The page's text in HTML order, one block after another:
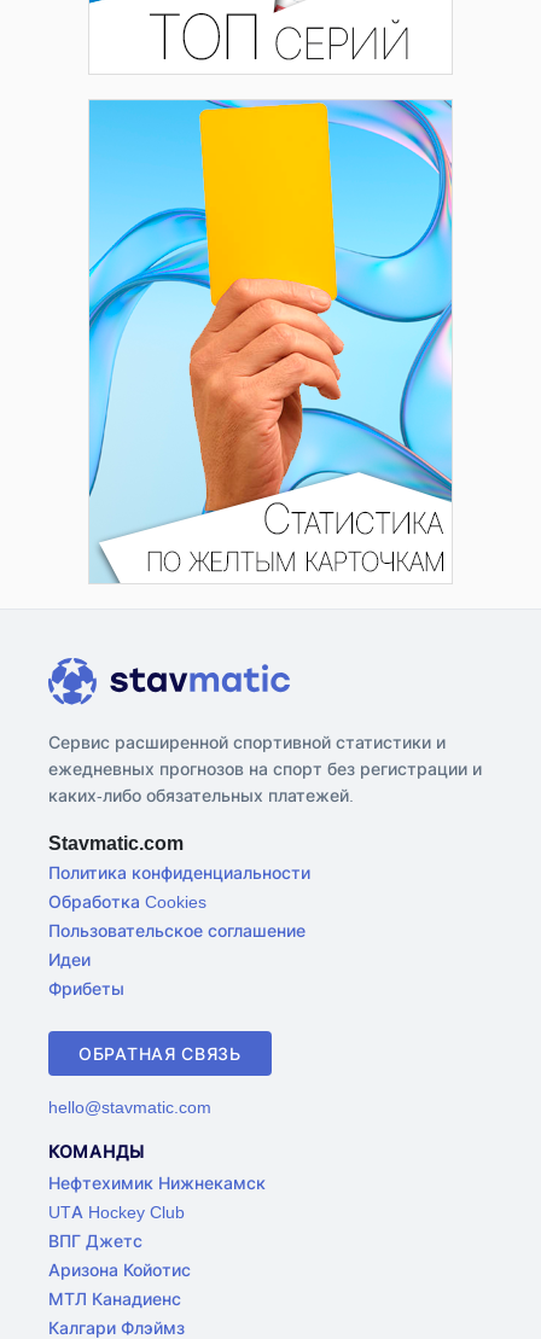
Сервис расширенной спортивной статистики и
ежедневных прогнозов на спорт без регистрации и
каких-либо обязательных платежей.
Stavmatic.com
Политика конфиденциальности
Обработка Cookies
Пользовательское соглашение
Идеи
Фрибеты
ОБРАТНАЯ СВЯЗЬ
hello@stavmatic.com
КОМАНДЫ
Нефтехимик Нижнекамск
UTA Hockey Club
ВПГ Джетс
Аризона Койотис
МТЛ Канадиенс
Калгари Флэймз